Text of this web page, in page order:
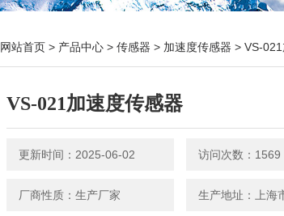
网站首页 > 产品中心 > 传感器 > 加速度传感器 > VS-
VS-021加速度传感器
更新时间：2025-06-02 访问次数：1569
厂商性质：生产厂家 生产地址：上海